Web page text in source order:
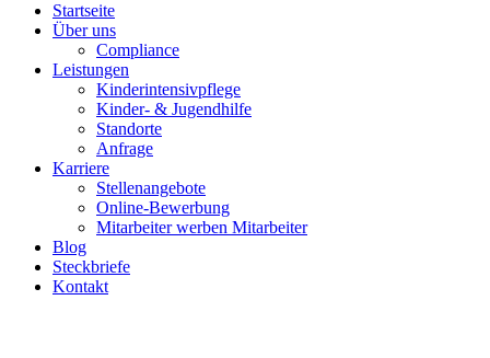
Startseite
Über uns
Compliance
Leistungen
Kinderintensivpflege
Kinder- & Jugendhilfe
Standorte
Anfrage
Karriere
Stellenangebote
Online-Bewerbung
Mitarbeiter werben Mitarbeiter
Blog
Steckbriefe
Kontakt